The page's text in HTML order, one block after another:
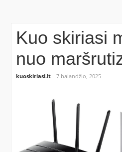
Kuo skiriasi
nuo
kuoskiriasi.lt 7 balandžio, 2025